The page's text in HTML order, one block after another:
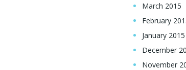
March 2015
February
January 2015
December
November